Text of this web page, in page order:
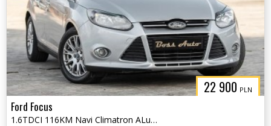
22 900 PLN
Ford Focus
1.6TDCI 116KM Navi Climatron ALu Pdc Serwis Gwarancjia !!!